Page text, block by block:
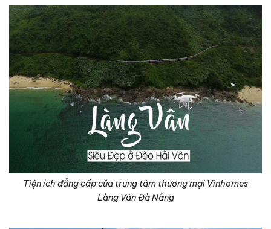
Tiện ích đẳng cấp của trung tâm thương mại Vinhomes
Làng Vân Đà Nẵng